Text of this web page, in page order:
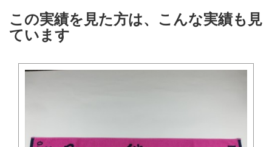
この実績を見た方は、こんな実績も見
ています